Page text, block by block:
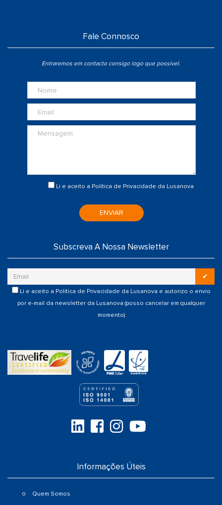
Fale Connosco
Entraremos em contacto consigo logo que possível.
Li e aceito a Política de Privacidade da Lusanova
ENVIAR
Subscreva A Nossa Newsletter
✔
Li e aceito a Política de Privacidade da Lusanova e autorizo o envio
por e-mail da newsletter da Lusanova (posso cancelar em qualquer
momento)
Informações Úteis
Quem Somos